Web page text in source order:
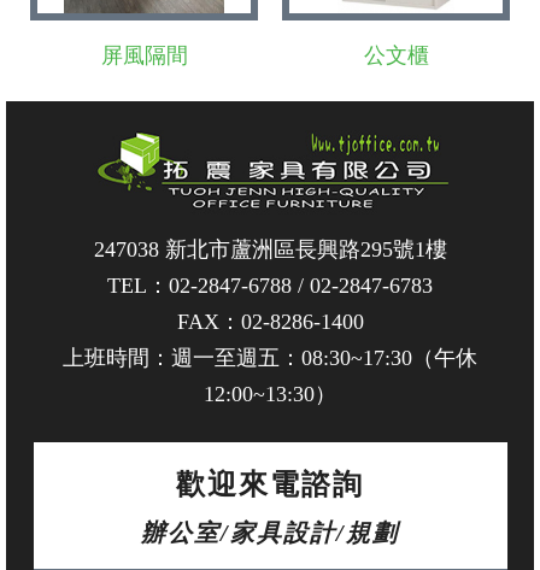
屏風隔間 公文櫃
247038 新北市蘆洲區長興路295號1樓
TEL： 02-2847-6788 / 02-2847-6783
FAX：02-8286-1400
上班時間：週一至週五：08:30~17:30（午休
12:00~13:30）
歡迎來電諮詢
辦公室/家具設計/規劃